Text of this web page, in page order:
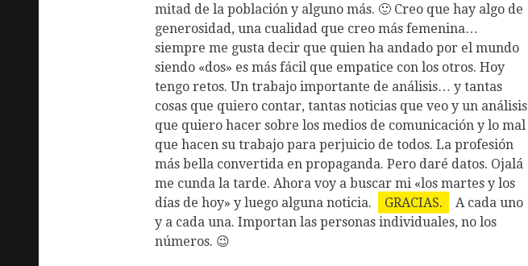
mitad de la población y alguno más. 🙂 Creo que hay algo de
generosidad, una cualidad que creo más femenina…
siempre me gusta decir que quien ha andado por el mundo
siendo «dos» es más fácil que empatice con los otros. Hoy
tengo retos. Un trabajo importante de análisis… y tantas
cosas que quiero contar, tantas noticias que veo y un análisis
que quiero hacer sobre los medios de comunicación y lo mal
que hacen su trabajo para perjuicio de todos. La profesión
más bella convertida en propaganda. Pero daré datos. Ojalá
me cunda la tarde. Ahora voy a buscar mi «los martes y los
días de hoy» y luego alguna noticia.
GRACIAS.
A cada uno
y a cada una. Importan las personas individuales, no los
números. 😉